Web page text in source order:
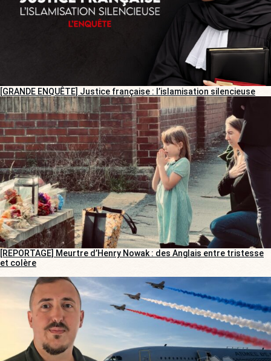
[GRANDE ENQUÊTE] Justice française : l’islamisation silencieuse
[REPORTAGE] Meurtre d’Henry Nowak : des Anglais entre tristesse
et colère